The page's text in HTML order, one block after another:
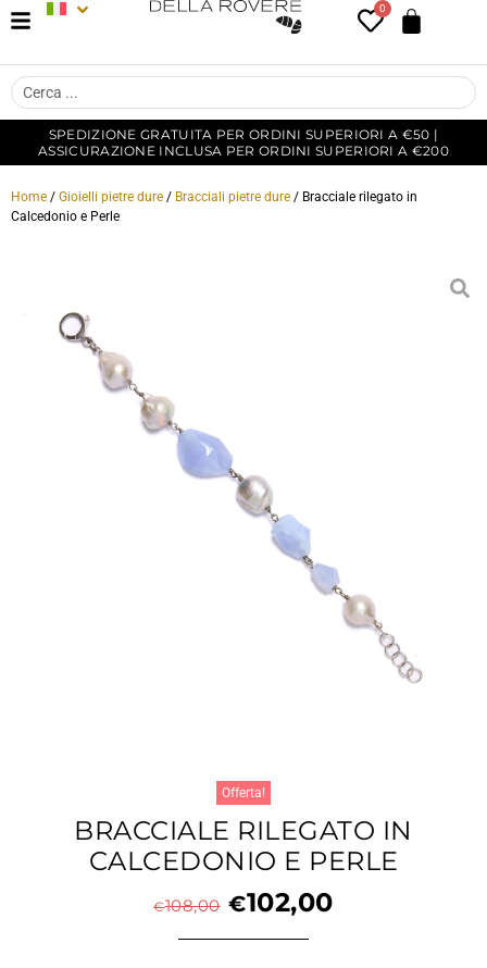
0
SPEDIZIONE GRATUITA PER ORDINI SUPERIORI A €50 |
ASSICURAZIONE INCLUSA PER ORDINI SUPERIORI A €200
Home / Gioielli pietre dure / Bracciali pietre dure / Bracciale rilegato in
Calcedonio e Perle
Offerta!
BRACCIALE RILEGATO IN
CALCEDONIO E PERLE
€108,00 €102,00